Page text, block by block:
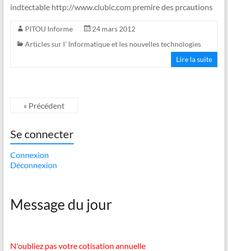
indtectable http://www.clubic.com premire des prcautions
PITOU Informe
24 mars 2012
Articles sur l' Informatique et les nouvelles technologies
Lire la suite
« Précédent
Se connecter
Connexion
Déconnexion
Message du jour
N'oubliez pas votre cotisation annuelle